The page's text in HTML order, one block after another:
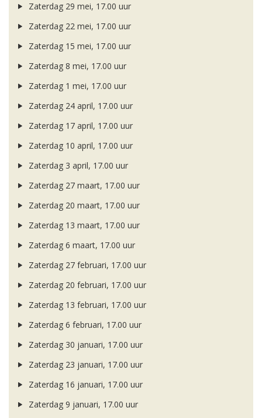
Zaterdag 29 mei, 17.00 uur
Zaterdag 22 mei, 17.00 uur
Zaterdag 15 mei, 17.00 uur
Zaterdag 8 mei, 17.00 uur
Zaterdag 1 mei, 17.00 uur
Zaterdag 24 april, 17.00 uur
Zaterdag 17 april, 17.00 uur
Zaterdag 10 april, 17.00 uur
Zaterdag 3 april, 17.00 uur
Zaterdag 27 maart, 17.00 uur
Zaterdag 20 maart, 17.00 uur
Zaterdag 13 maart, 17.00 uur
Zaterdag 6 maart, 17.00 uur
Zaterdag 27 februari, 17.00 uur
Zaterdag 20 februari, 17.00 uur
Zaterdag 13 februari, 17.00 uur
Zaterdag 6 februari, 17.00 uur
Zaterdag 30 januari, 17.00 uur
Zaterdag 23 januari, 17.00 uur
Zaterdag 16 januari, 17.00 uur
Zaterdag 9 januari, 17.00 uur